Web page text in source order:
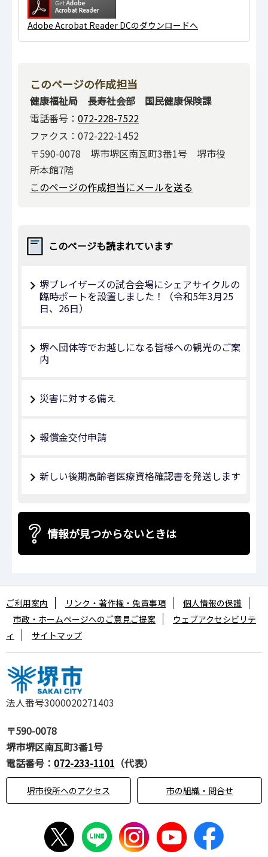
Adobe Acrobat Reader DCのダウンロードへ
このページの作成担当
健康福祉局 長寿社会部 国民健康保険課
電話番号： 072-228-7522
ファクス：072-222-1452
〒590-0078 堺市堺区南瓦町3番1号 堺市役
所本館7階
このページの作成担当にメールを送る
このページも読まれています
堺ブレイザーズの試合会場にシェアサイクルの
臨時ポートを設置しました！（令和5年3月25
日、26日）
堺へ団体等でお越しになる皆様への観光のご案
内
災害に対する備え
報償金交付申請
新しい後期高齢者医療資格確認書を発送します
情報が見つからないときは
法人番号3000020271403
〒590-0078
堺市堺区南瓦町3番1号
電話番号： 072-233-1101 （代表）
堺市役所へのアクセス 市の組織・問合せ
ご利用案内 リンク・著作権・免責事項
個人情報の保護
市政・ホームページへのご意見ご提案
ウェブアクセシビリテ
ィ
サイトマップ